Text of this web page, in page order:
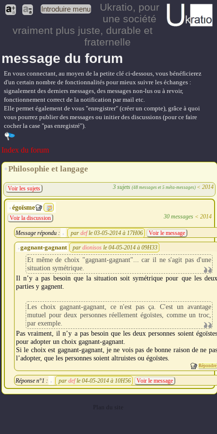
Introduire menu Ukratio, pour
une société
vraiment plus juste, durable et
fraternelle
message du forum
En vous connectant, au moyen de la petite clé ci-dessous, vous bénéficierez
d'un certain nombre de fonctionnalités pour mieux suivre les échanges :
signalement des derniers messages, des messages non-lus ou à revoir,
fonctionnement correct de la notification par mail etc.
Elle permet également de vous "enregistrer" (créer un compte), grâce à quoi
vous pourrez publier des messages ou initier des discussions (pour ce faire
cocher la case "pas enregistré").
Index du forum
Philosophie et langage
3 sujets (48 messages et 5 méta-messages) < 2014
Voir les sujets
égoïsme
30 messages< 2014
Voir la discussion
Message répondu : par def le 03-05-2014 à 17H06 Voir le message
gagnant-gagnant par dionisos le 04-05-2014 à 09H33
Et même de choix "gagnant-gagnant"... car il ne s'agit pas d'une
situation symétrique.
Il n’y a pas besoin que la situation soit symétrique pour que les deux
parties y gagnent.
Les choix gagnant-gagnant, ce n'est pas ça. C'est un avantage
mutuel pour deux personnes réellement égoïstes, comme un troc,
par exemple.
Pas vraiment, il n’y a pas besoin que les deux personnes soient égoïstes
pour adopter un choix gagnant-gagnant.
Si le choix est gagnant-gagnant, je ne vois pas de bonne raison de ne pas
l’adopter, que les personnes soient altruistes ou égoïstes.
Répondre
Réponse n°1 : par def le 04-05-2014 à 10H56 Voir le message
Plan du site